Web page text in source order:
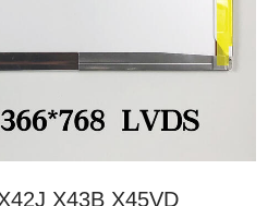
X43B X45VD